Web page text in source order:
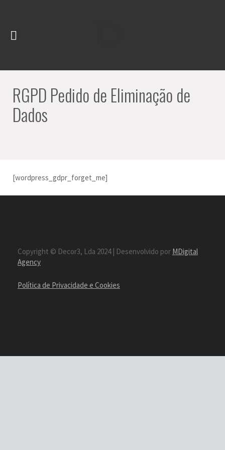
RGPD Pedido de Eliminação de
Dados
[wordpress_gdpr_forget_me]
Copyright © Decor3, Lda 2024 | Desenvolvido por MDigital
Agency
Política de Privacidade e Cookies